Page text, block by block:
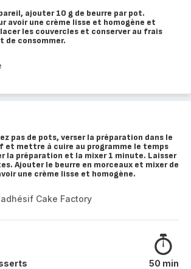
ajouter 10 g de beurre par pot.
avoir une crème lisse et homogène et
les couvercles et conserver au frais
de consommer.
pas de pots, verser la préparation dans le
et mettre à cuire au programme le temps
la préparation et la mixer 1 minute. Laisser
Ajouter le beurre en morceaux et mixer de
une crème lisse et homogène.
Cake Factory
50 min